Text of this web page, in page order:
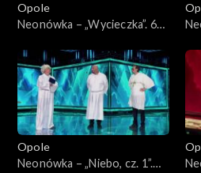
Opole
Neonówka – „Wycieczka”. 63.
Nówka
Opole
Neonówka – „Niebo, cz. 1”.